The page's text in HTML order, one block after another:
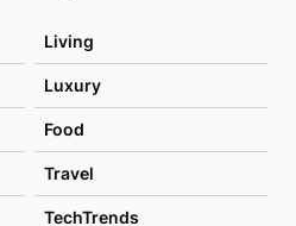
Living
Luxury
Food
Travel
TechTrends